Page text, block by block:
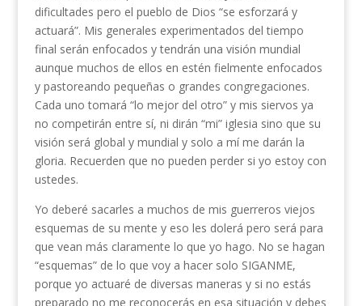
dificultades pero el pueblo de Dios “se esforzará y
actuará”. Mis generales experimentados del tiempo
final serán enfocados y tendrán una visión mundial
aunque muchos de ellos en estén fielmente enfocados
y pastoreando pequeñas o grandes congregaciones.
Cada uno tomará “lo mejor del otro” y mis siervos ya
no competirán entre sí, ni dirán “mi” iglesia sino que su
visión será global y mundial y solo a mí me darán la
gloria. Recuerden que no pueden perder si yo estoy con
ustedes.
Yo deberé sacarles a muchos de mis guerreros viejos
esquemas de su mente y eso les dolerá pero será para
que vean más claramente lo que yo hago. No se hagan
“esquemas” de lo que voy a hacer solo SIGANME,
porque yo actuaré de diversas maneras y si no estás
preparado no me reconocerás en esa situación y debes